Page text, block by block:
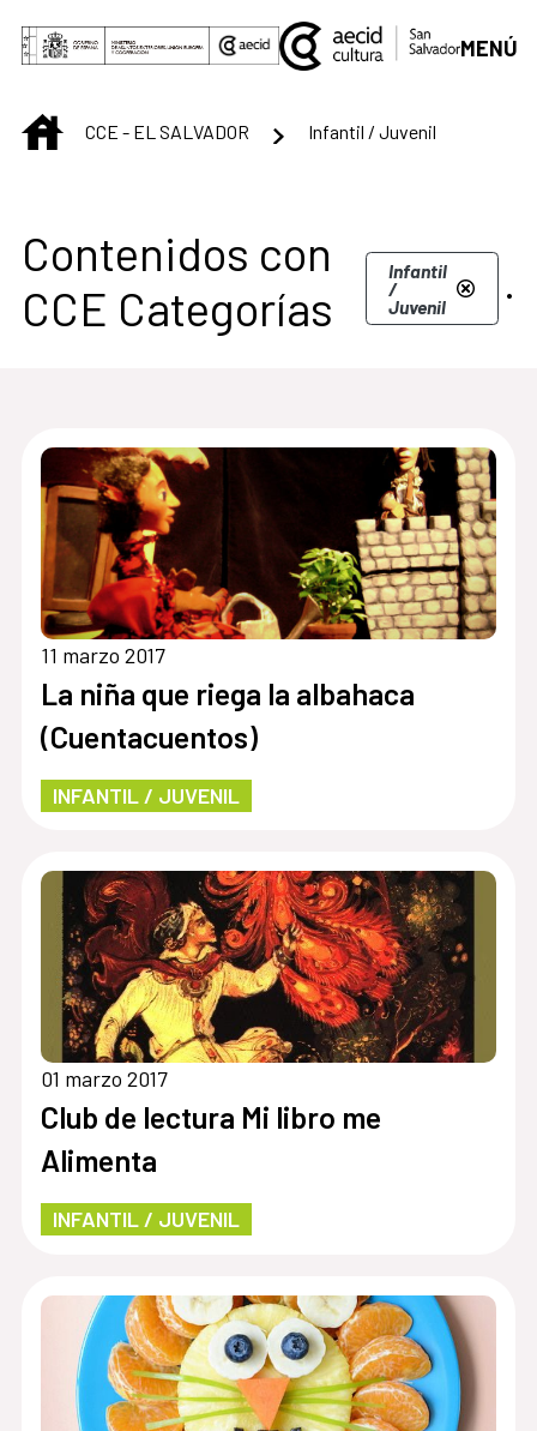
Saltar al contenido principal
MENÚ
INICIOCCE - EL SALVADOR Infantil / Juvenil
Centro Cultural de
Contenidos con
CCE Categorías
Infantil
/
Juvenil .
11 marzo 2017
La niña que riega la albahaca
(Cuentacuentos)
INFANTIL / JUVENIL
01 marzo 2017
Club de lectura Mi libro me
Alimenta
INFANTIL / JUVENIL